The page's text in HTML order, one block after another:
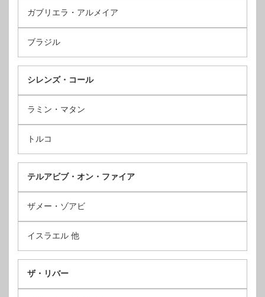
ガブリエラ・アルメイア
ブラジル
シレンズ・コール
ラミン・マタン
トルコ
テルアビブ・オン・ファイア
ザメー・ゾアビ
イスラエル 他
ザ・リバー